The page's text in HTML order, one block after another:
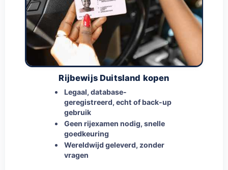
Rijbewijs Duitsland kopen
Legaal, database-
geregistreerd, echt of back-up
gebruik
Geen rijexamen nodig, snelle
goedkeuring
Wereldwijd geleverd, zonder
vragen